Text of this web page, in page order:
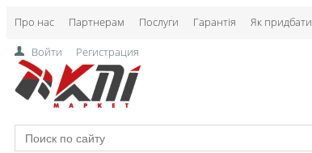
Про нас Партнерам Послуги Гарантія Як придбати
Войти Регистрация